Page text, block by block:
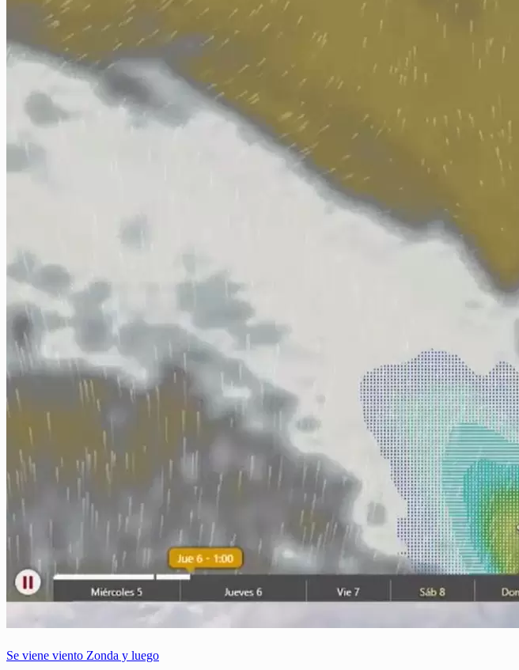
Se viene viento Zonda y luego